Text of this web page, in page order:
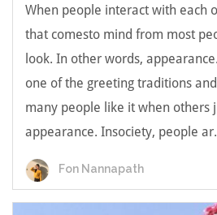
When people interact with each
that comesto mind from most
look. In other words,
one of the greeting traditions
many people like it when others
appearance. Insociety, people
Fon Nannapath